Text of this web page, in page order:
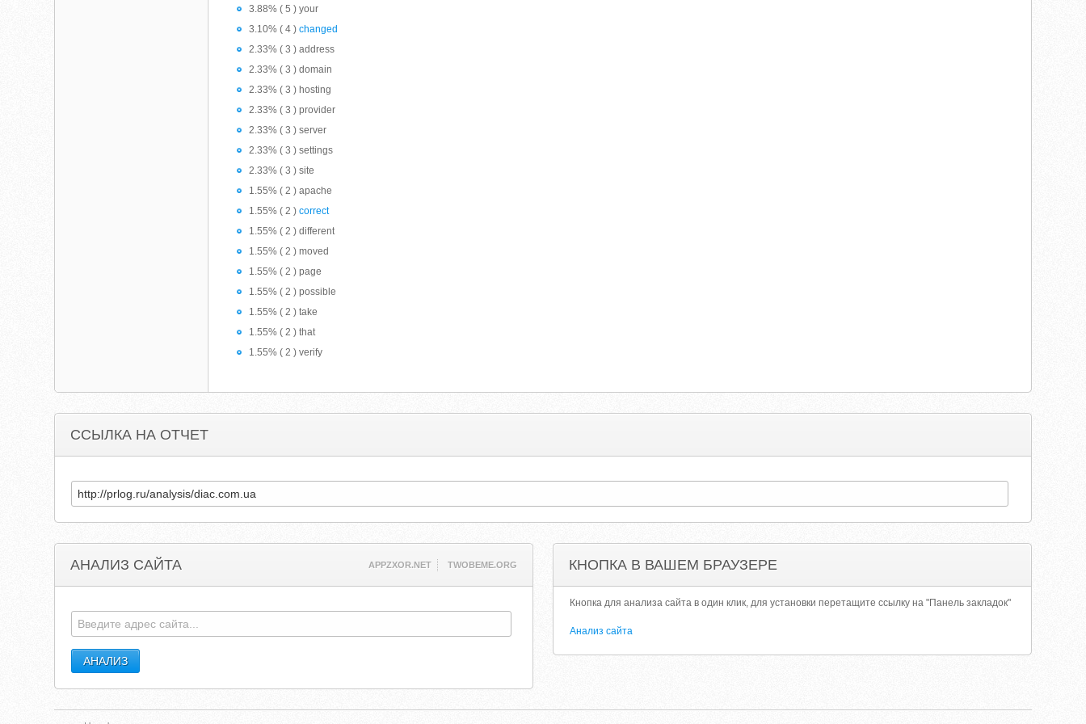
3.88% ( 5 ) your
3.10% ( 4 )changed
2.33% ( 3 ) address
2.33% ( 3 ) domain
2.33% ( 3 ) hosting
2.33% ( 3 ) provider
2.33% ( 3 ) server
2.33% ( 3 ) settings
2.33% ( 3 ) site
1.55% ( 2 ) apache
1.55% ( 2 )correct
1.55% ( 2 ) different
1.55% ( 2 ) moved
1.55% ( 2 ) page
1.55% ( 2 ) possible
1.55% ( 2 ) take
1.55% ( 2 ) that
1.55% ( 2 ) verify
ССЫЛКА НА ОТЧЕТ
АНАЛИЗ САЙТА APPZXOR.NET TWOBEME.ORG КНОПКА В ВАШЕМ БРАУЗЕРЕ
Кнопка для анализа сайта в один клик, для установки перетащите ссылку на "Панель закладок"
Анализ сайта